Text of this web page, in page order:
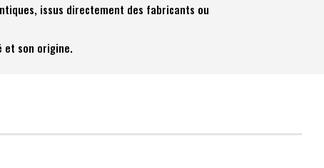
issus directement des fabricants ou
et son origine.